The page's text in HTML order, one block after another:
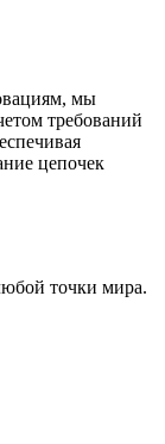
мы
требований
цепочек
точки мира.